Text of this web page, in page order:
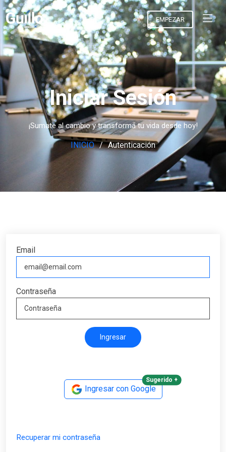
EMPEZAR
Iniciar Sesión
¡Sumate al cambio y transformá tu vida desde hoy!
INICIO Autenticación
Email
Contraseña
Ingresar con Google
Sugerido +
Recuperar mi contraseña